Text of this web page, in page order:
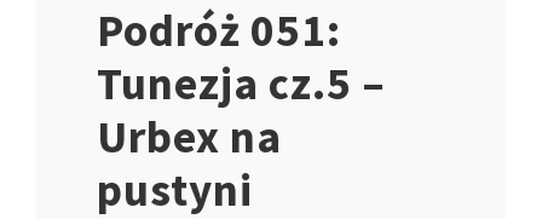
Podróż 051:
Tunezja cz.5 –
Urbex na
pustyni